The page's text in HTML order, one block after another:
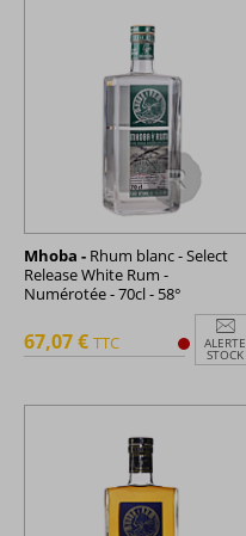
Mhoba - Rhum blanc - Select
Release White Rum -
Numérotée - 70cl - 58°
ALERTE
STOCK
67,07 € TTC